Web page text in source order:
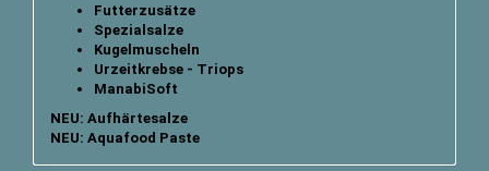
Futterzusätze
Spezialsalze
Kugelmuscheln
Urzeitkrebse - Triops
ManabiSoft
NEU: Aufhärtesalze
NEU: Aquafood Paste